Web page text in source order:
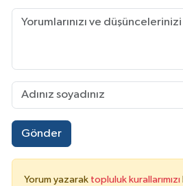
Gönder
Yorum yazarak topluluk kurallarımızı